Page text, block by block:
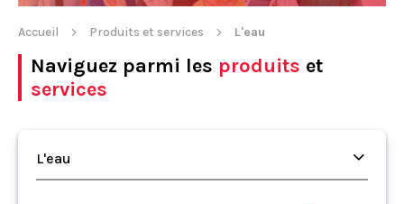
Accueil Produits et services L'eau
Naviguez parmi les produits et
services
L'eau